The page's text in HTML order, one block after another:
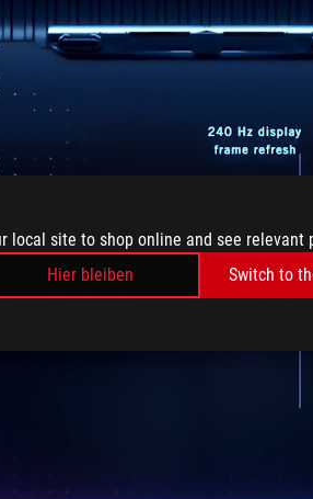
local site to shop online and see relevant
Hier bleiben
Switch to